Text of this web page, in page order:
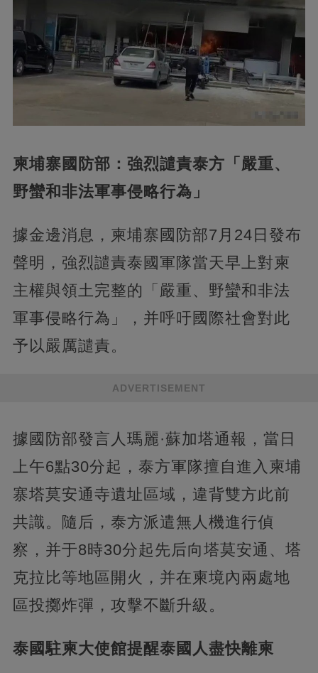
柬埔寨國防部：強烈譴責泰方「嚴重、
野蠻和非法軍事侵略行為」
據金邊消息，柬埔寨國防部7月24日發布
聲明，強烈譴責泰國軍隊當天早上對柬
主權與領土完整的「嚴重、野蠻和非法
軍事侵略行為」，并呼吁國際社會對此
予以嚴厲譴責。
ADVERTISEMENT
據國防部發言人瑪麗·蘇加塔通報，當日
上午6點30分起，泰方軍隊擅自進入柬埔
寨塔莫安通寺遺址區域，違背雙方此前
共識。隨后，泰方派遣無人機進行偵
察，并于8時30分起先后向塔莫安通、塔
克拉比等地區開火，并在柬境內兩處地
區投擲炸彈，攻擊不斷升級。
泰國駐柬大使館提醒泰國人盡快離柬